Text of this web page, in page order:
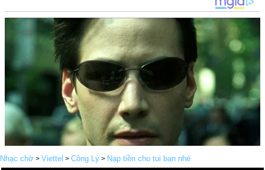
Nhạc chờ > Viettel > Công Lý > Nạp tiền cho tui bạn nhé